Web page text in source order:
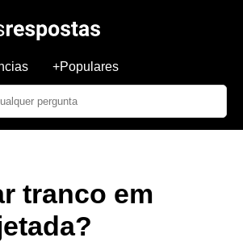
+Populares
tranco em